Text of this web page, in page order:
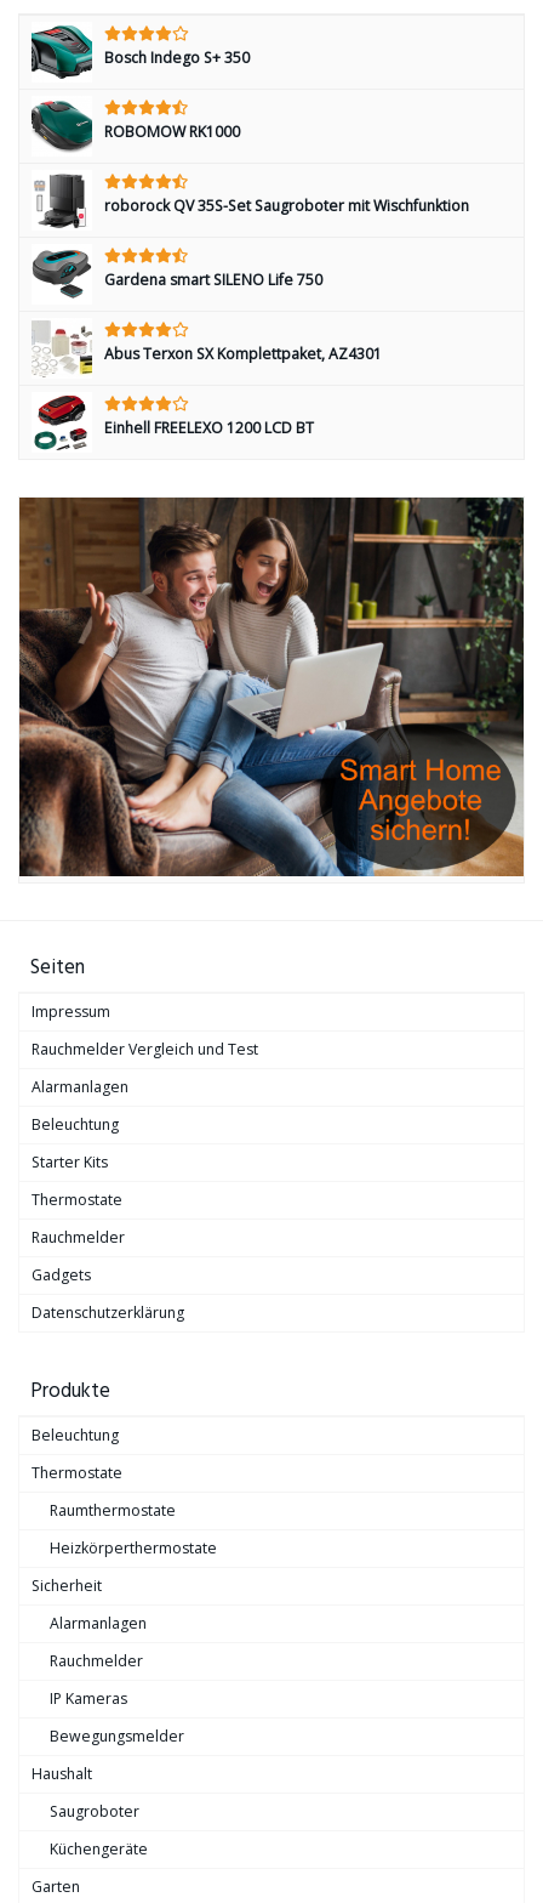
Bosch Indego S+ 350
ROBOMOW RK1000
roborock QV 35S-Set Saugroboter mit Wischfunktion
Gardena smart SILENO Life 750
Abus Terxon SX Komplettpaket, AZ4301
Einhell FREELEXO 1200 LCD BT
Seiten
Impressum
Rauchmelder Vergleich und Test
Alarmanlagen
Beleuchtung
Starter Kits
Thermostate
Rauchmelder
Gadgets
Datenschutzerklärung
Produkte
Beleuchtung
Thermostate
Raumthermostate
Heizkörperthermostate
Sicherheit
Alarmanlagen
Rauchmelder
IP Kameras
Bewegungsmelder
Haushalt
Saugroboter
Küchengeräte
Garten